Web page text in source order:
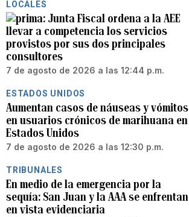
LOCALES
Junta Fiscal ordena a la AEE
llevar a competencia los servicios
provistos por sus dos principales
consultores
7 de agosto de 2026 a las 12:44 p.m.
ESTADOS UNIDOS
Aumentan casos de náuseas y vómitos
en usuarios crónicos de marihuana en
Estados Unidos
7 de agosto de 2026 a las 12:30 p.m.
TRIBUNALES
En medio de la emergencia por la
sequía: San Juan y la AAA se enfrentan
en vista evidenciaria